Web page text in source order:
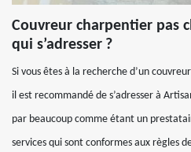
Couvreur charpentier pas
qui s’adresser ?
Si vous êtes à la recherche d’un
il est recommandé de s’adresser à
par beaucoup comme étant un
services qui sont conformes aux règles